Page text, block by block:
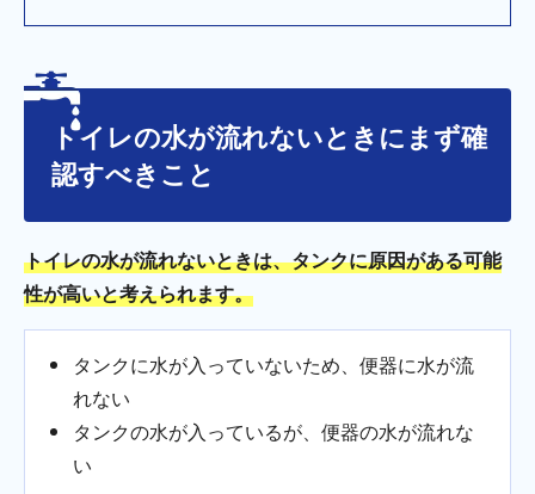
トイレの水が流れないときにまず確
認すべきこと
トイレの水が流れないときは、タンクに原因がある可能
性が高いと考えられます。
タンクに水が入っていないため、便器に水が流
れない
タンクの水が入っているが、便器の水が流れな
い